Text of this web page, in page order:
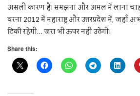
असली कारण है। समझना और अमल में लाना
वरना 2012 में महाराष्ट्र और उत्तरप्रदेश में, जहाँ
टिकी रहेगी… जरा भी ऊपर नहीं उठेगी।
Share this: